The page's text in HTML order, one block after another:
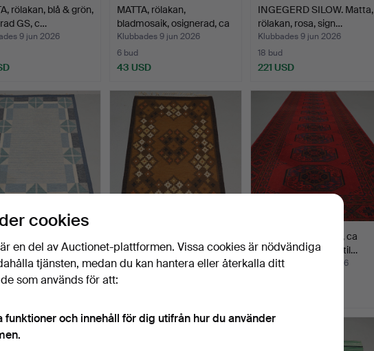
rölakan, blå & grön,
GS, c…
9 jun 2026
MATTA, rölakan,
bladmosaik, osignerad, ca
…
Klubbades 9 jun 2026
6 bud
43 USD
INGEGERD SILOW. Matta,
rölakan, rosa, sign…
Klubbades 9 jun 2026
18 bud
221 USD
cm.
2 jun 2026
röllakan, "Ljusterö",…
Klubbades 2 jun 2026
6 bud
GALLERIMATTA, ull, ca
370x92 cm, maskintil…
Klubbades 25 maj 2026
cookies
en del av Auctionet-plattformen. Vissa cookies är nödvändiga
tjänsten, medan du kan hantera eller återkalla ditt
som används för att:
funktioner och innehåll för dig utifrån hur du använder